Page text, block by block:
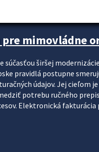
mimovládne
širšej
pravidlá postupne
údajov. Jej cieľom
potrebu ručného
Elektronická fakturácia